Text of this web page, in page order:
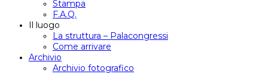
Stampa
F.A.Q.
Il luogo
La struttura – Palacongressi
Come arrivare
Archivio
Archivio fotografico